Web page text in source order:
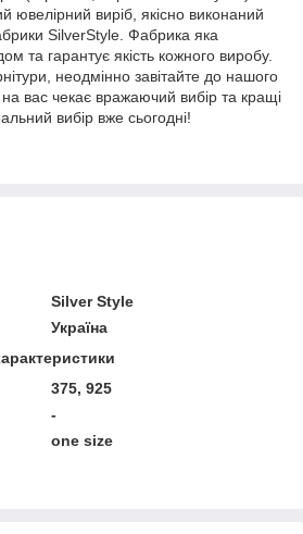
ювелірний виріб, якісно виконаний
SilverStyle. Фабрика яка
та гарантує якість кожного виробу.
неодмінно завітайте до нашого
на вас чекає вражаючий вибір та кращі
вибір вже сьогодні!
Silver Style
Україна
375, 925
-
one size